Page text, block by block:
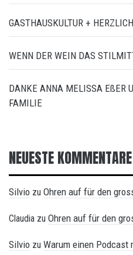
GASTHAUSKULTUR +
WENN DER WEIN DAS
DANKE ANNA MELISSA EßER
FAMILIE
NEUESTE KOMMENTARE
Silvio zu Ohren auf für den
Claudia zu Ohren auf für den
Silvio zu Warum einen Podcast